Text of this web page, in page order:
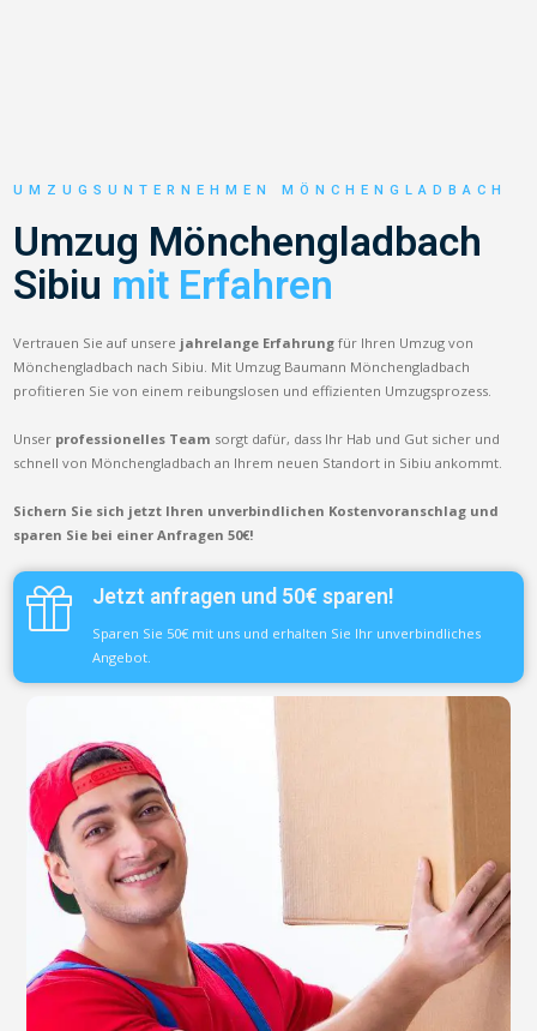
UMZUGSUNTERNEHMEN MÖNCHENGLADBACH
Umzug Mönchengladbach
Sibiu mit Erfahren
Vertrauen Sie auf unsere jahrelange Erfahrung für Ihren Umzug von
Mönchengladbach nach Sibiu. Mit Umzug Baumann Mönchengladbach
profitieren Sie von einem reibungslosen und effizienten Umzugsprozess.
Unser professionelles Team sorgt dafür, dass Ihr Hab und Gut sicher und
schnell von Mönchengladbach an Ihrem neuen Standort in Sibiu ankommt.
Sichern Sie sich jetzt Ihren unverbindlichen Kostenvoranschlag und
sparen Sie bei einer Anfragen 50€!
Jetzt anfragen und 50€ sparen!
Sparen Sie 50€ mit uns und erhalten Sie Ihr unverbindliches
Angebot.